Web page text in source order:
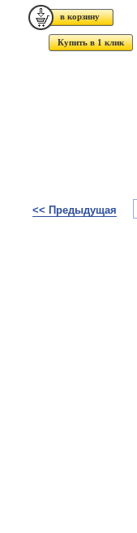
Купить в 1 клик
<< Предыдущая